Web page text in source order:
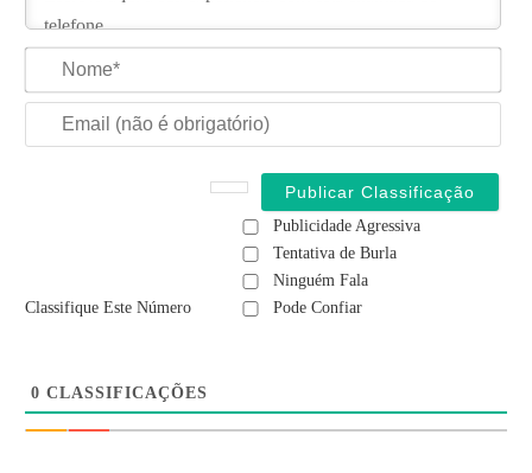
Classifique Este Número
Publicidade Agressiva
Tentativa de Burla
Ninguém Fala
Pode Confiar
0 CLASSIFICAÇÕES